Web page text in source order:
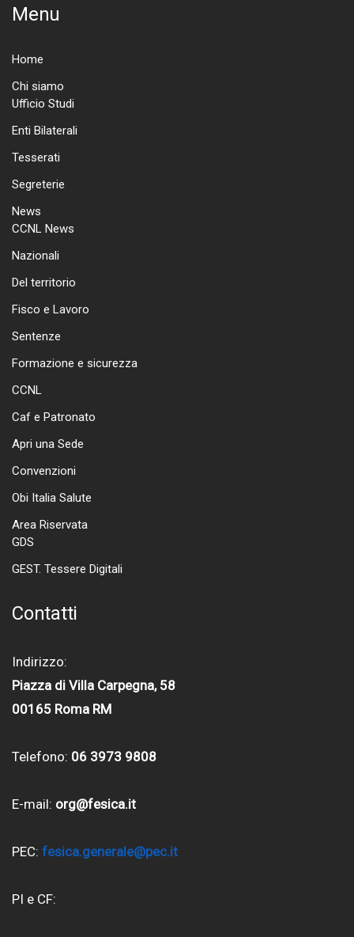
Menu
Home
Chi siamo
Ufficio Studi
Enti Bilaterali
Tesserati
Segreterie
News
CCNL News
Nazionali
Del territorio
Fisco e Lavoro
Sentenze
Formazione e sicurezza
CCNL
Caf e Patronato
Apri una Sede
Convenzioni
Obi Italia Salute
Area Riservata
GDS
GEST. Tessere Digitali
Contatti
Indirizzo:
Piazza di Villa Carpegna, 58
00165 Roma RM
Telefono: 06 3973 9808
E-mail: org@fesica.it
PEC: fesica.generale@pec.it
PI e CF: